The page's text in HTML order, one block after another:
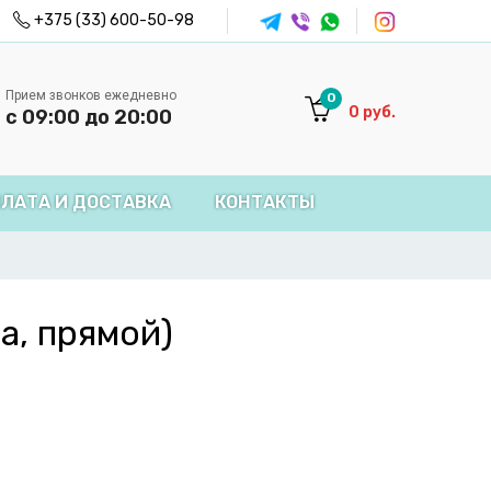
+375 (33) 600-50-98
Прием звонков ежедневно
с 09:00 до 20:00
0
0 руб.
И ДОСТАВКА КОНТАКТЫ
прямой)